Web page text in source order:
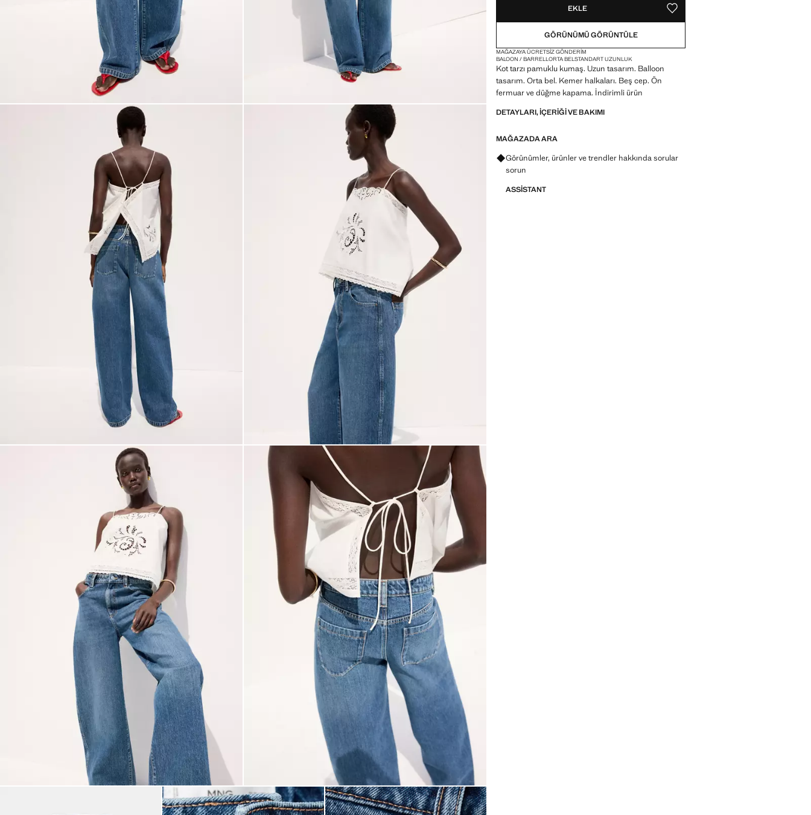
MEVCUT DEĞIL. İSTIYORUM!
EKLE FAVORI OLARAK KAYDET
GÖRÜNÜMÜ GÖRÜNTÜLE
MAĞAZAYA ÜCRETSIZ GÖNDERIM
BALOON / BARRELLORTA BELSTANDART UZUNLUK
Kot tarzı pamuklu kumaş. Uzun tasarım. Balloon
tasarım. Orta bel. Kemer halkaları. Beş cep. Ön
fermuar ve düğme kapama. İndirimli ürün
DETAYLARI, IÇERIĞI VE BAKIMI
MAĞAZADA ARA
Görünümler, ürünler ve trendler hakkında sorular
sorun
ASSISTANT